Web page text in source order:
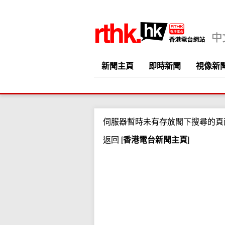
新聞主頁 即時新聞 視像新
伺服器暫時未有存放閣下搜尋的頁
返回 [香港電台新聞主頁]